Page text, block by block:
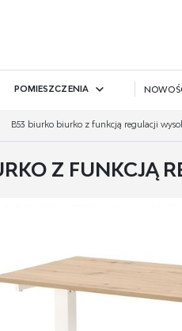
POMIESZCZENIA
B53 biurko biurko z funkcją regulacji
Z FUNKCJĄ